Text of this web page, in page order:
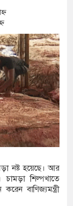
নষ্ট হয়েছে। আর
শিল্পখাতে
বাণিজ্যমন্ত্রী